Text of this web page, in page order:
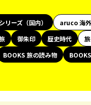
リーズ（国内） aruco 海外
御朱印 歴史時代
BOOKS 旅の読み物 BOOKS